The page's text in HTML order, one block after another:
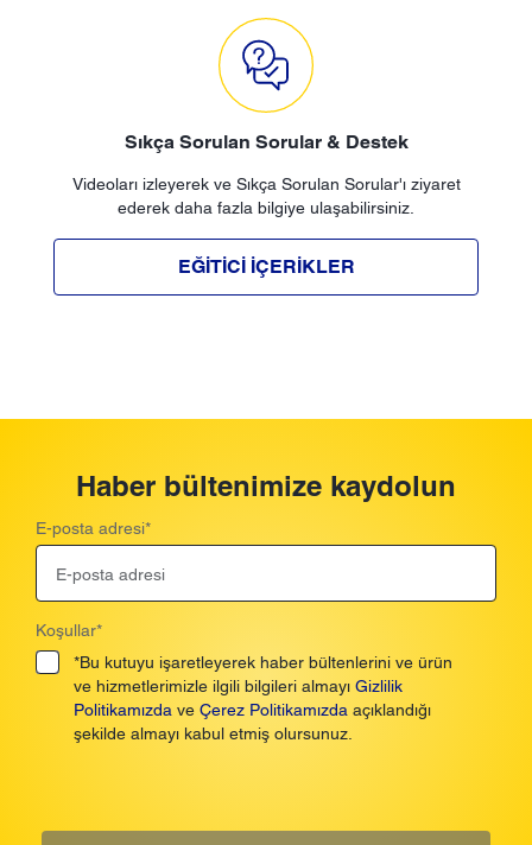
Sıkça Sorulan Sorular & Destek
Videoları izleyerek ve Sıkça Sorulan Sorular'ı ziyaret
ederek daha fazla bilgiye ulaşabilirsiniz.
EĞITICI İÇERIKLER
Haber bültenimize kaydolun
E-posta adresi*
Koşullar*
*Bu kutuyu işaretleyerek haber bültenlerini ve ürün
ve hizmetlerimizle ilgili bilgileri almayı Gizlilik
Politikamızda ve Çerez Politikamızda açıklandığı
şekilde almayı kabul etmiş olursunuz.